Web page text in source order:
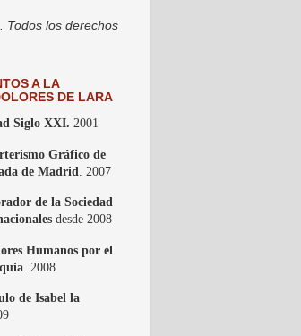
Todos los derechos
A LA
DE LARA
Siglo XXI. 2001
Gráfico de
de Madrid . 2007
de la Sociedad
desde 2008
Humanos por el
. 2008
de Isabel la